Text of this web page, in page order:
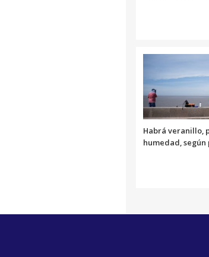
Habrá veranillo,
humedad,